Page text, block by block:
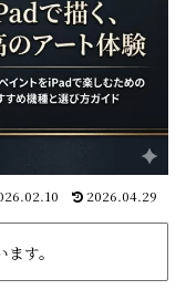
2026.04.29
す。